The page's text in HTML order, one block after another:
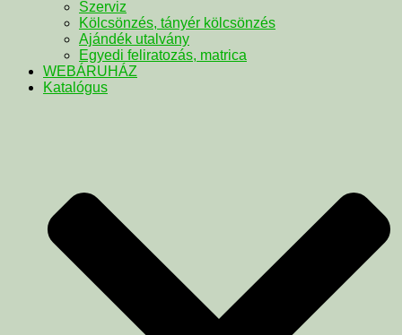
Szerviz
Kölcsönzés, tányér kölcsönzés
Ajándék utalvány
Egyedi feliratozás, matrica
WEBÁRUHÁZ
Katalógus